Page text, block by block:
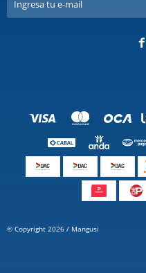

© Copyright 2026 / Mangusi